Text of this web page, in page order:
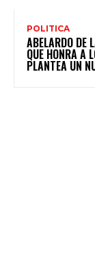
POLITICA
ABELARDO DE
QUE HONRA A
PLANTEA UN